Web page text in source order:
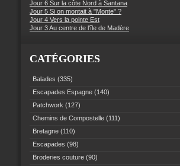
Jour 6 Sur la côte Nord à Santana
Jour 5 Si on montait à "Monte" ?
Jour 4 Vers la pointe Est
Jour 3 Au centre de l'île de Madère
CATÉGORIES
Balades (335)
Escapades Espagne (140)
Patchwork (127)
Chemins de Compostelle (111)
Bretagne (110)
Escapades (98)
Broderies couture (90)